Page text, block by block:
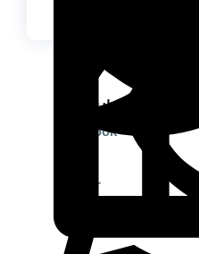
Facebook
Twitter